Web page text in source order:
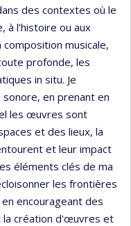
des contextes où le
à l’histoire ou aux
musicale,
profonde, les
in situ. Je
en prenant en
les œuvres sont
et des lieux, la
et leur impact
éléments clés de ma
les frontières
encourageant des
la création d'œuvres et